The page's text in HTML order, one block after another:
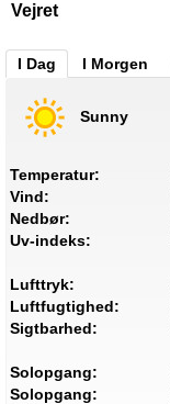
Vejret
I Dag I Morgen
Sunny
Temperatur:
Vind:
Nedbør:
Uv-indeks:
Lufttryk:
Luftfugtighed:
Sigtbarhed:
Solopgang:
Solopgang: